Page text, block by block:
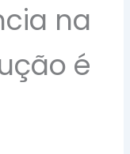
na
é